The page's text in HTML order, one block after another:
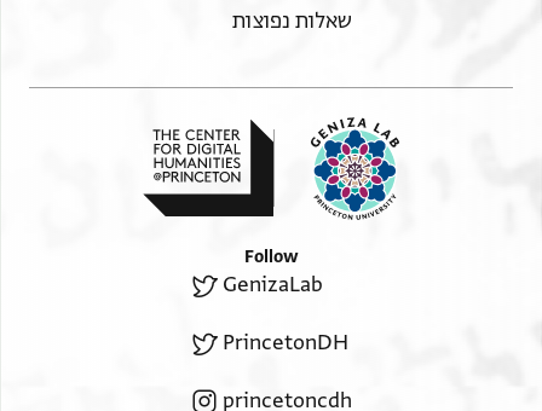
שאלות נפוצות
Follow
GenizaLab
PrincetonDH
princetoncdh